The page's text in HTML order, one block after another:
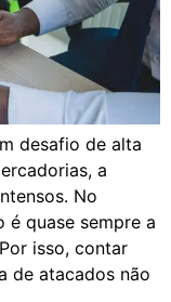
desafio de alta
a
No
quase sempre a
isso, contar
de atacados não